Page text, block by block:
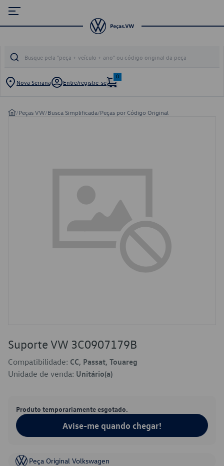
Nova Serrana Entre/registre-se
0
/Peças VW/Busca Simplificada/Peças por Código Original
Suporte VW 3C0907179B
Compatibilidade: CC, Passat, Touareg
Unidade de venda: Unitário(a)
Produto temporariamente esgotado.
Avise-me quando chegar!
Peça Original Volkswagen